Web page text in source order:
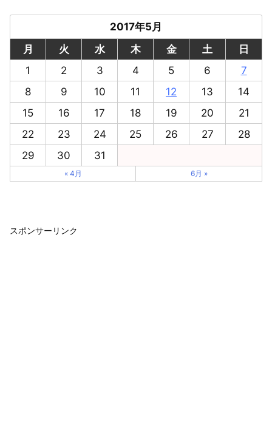
2017年5月
月
火 水 木 金 土
日
1
2 3 4 5 6
7
8
9 10 11 12 13
14
15
16 17 18 19 20
21
22
23 24 25 26 27
28
29
30 31
« 4月 6月 »
スポンサーリンク